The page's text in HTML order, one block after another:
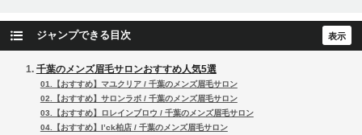
ジャンプできる目次
千葉のメンズ眉毛サロンおすすめ人気5選
01.【おすすめ】マユクリア / 千葉のメンズ眉毛サロン
02.【おすすめ】サロンラボ / 千葉のメンズ眉毛サロン
03.【おすすめ】ロレインブロウ / 千葉のメンズ眉毛サロン
04.【おすすめ】I’ck柏店 / 千葉のメンズ眉毛サロン